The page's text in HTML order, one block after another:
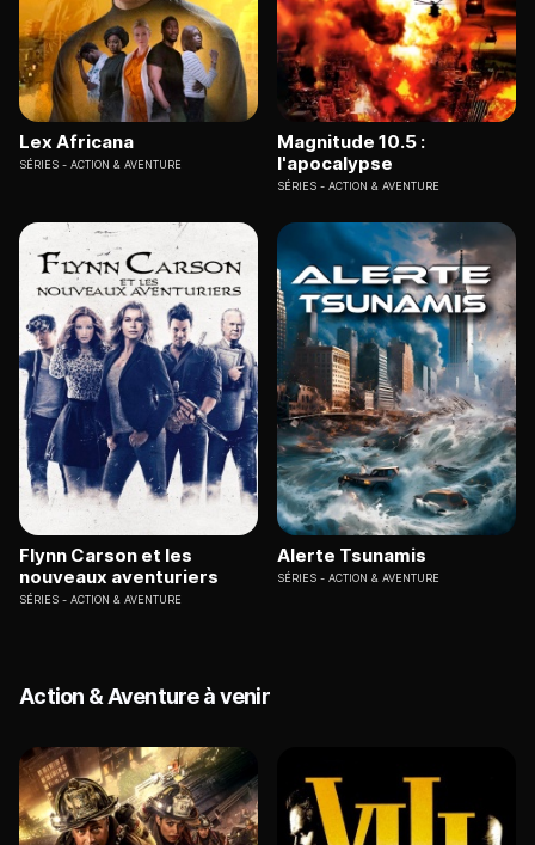
Lex Africana
SÉRIES ACTION & AVENTURE
Magnitude 10.5 :
l'apocalypse
SÉRIES ACTION & AVENTURE
Flynn Carson et les
nouveaux aventuriers
SÉRIES ACTION & AVENTURE
Alerte Tsunamis
SÉRIES ACTION & AVENTURE
Action & Aventure à venir